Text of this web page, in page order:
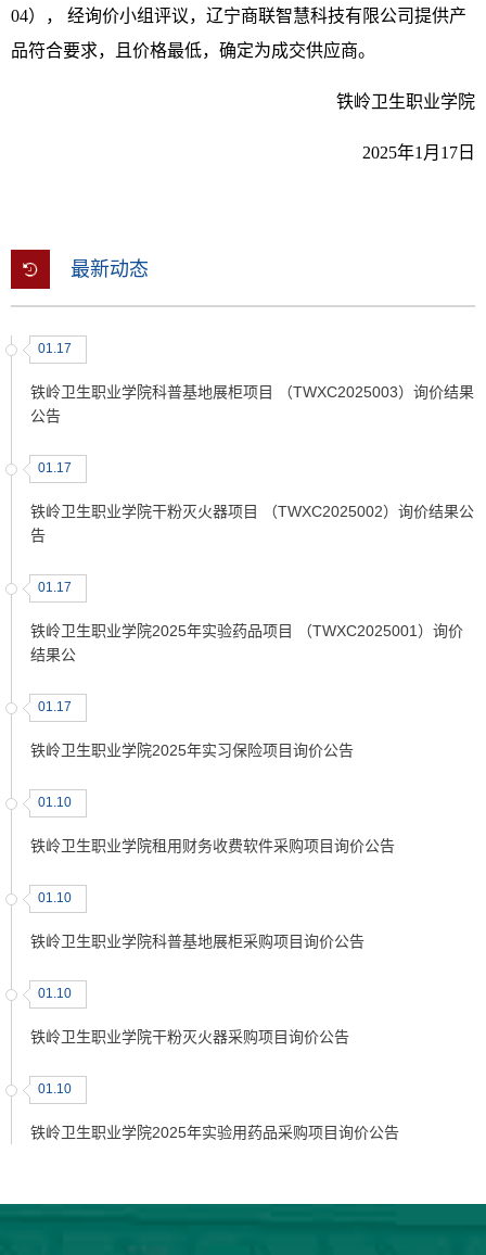
04）， 经询价小组评议，辽宁商联智慧科技有限公司提供产
品符合要求，且价格最低，确定为成交供应商。
铁岭卫生职业学院
2025年1 月 17 日
最新动态
01.17
铁岭卫生职业学院科普基地展柜项目 （TWXC2025003）询价结果
公告
01.17
铁岭卫生职业学院干粉灭火器项目 （TWXC2025002）询价结果公
告
01.17
铁岭卫生职业学院2025年实验药品项目 （TWXC2025001）询价
结果公
01.17
铁岭卫生职业学院2025年实习保险项目询价公告
01.10
铁岭卫生职业学院租用财务收费软件采购项目询价公告
01.10
铁岭卫生职业学院科普基地展柜采购项目询价公告
01.10
铁岭卫生职业学院干粉灭火器采购项目询价公告
01.10
铁岭卫生职业学院2025年实验用药品采购项目询价公告